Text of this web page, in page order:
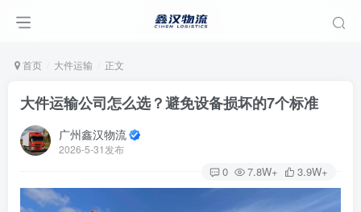
首页 大件运输 正文
大件运输公司怎么选？避免设备损坏的7个标准
广州鑫汉物流
2026-5-31发布
0 7.8W+ 3.9W+